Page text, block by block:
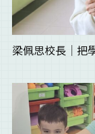
梁佩思校長｜把